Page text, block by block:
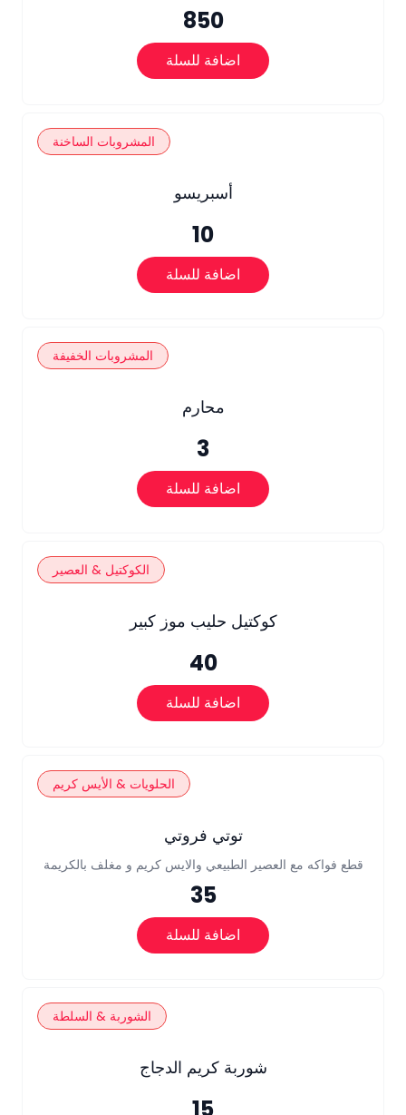
850
اضافة للسلة
المشروبات الساخنة
أسبريسو
10
اضافة للسلة
المشروبات الخفيفة
محارم
3
اضافة للسلة
الكوكتيل & العصير
كوكتيل حليب موز كبير
40
اضافة للسلة
الحلويات & الأيس كريم
توتي فروتي
قطع فواكه مع العصير الطبيعي والايس كريم و مغلف بالكريمة
35
اضافة للسلة
الشوربة & السلطة
شوربة كريم الدجاج